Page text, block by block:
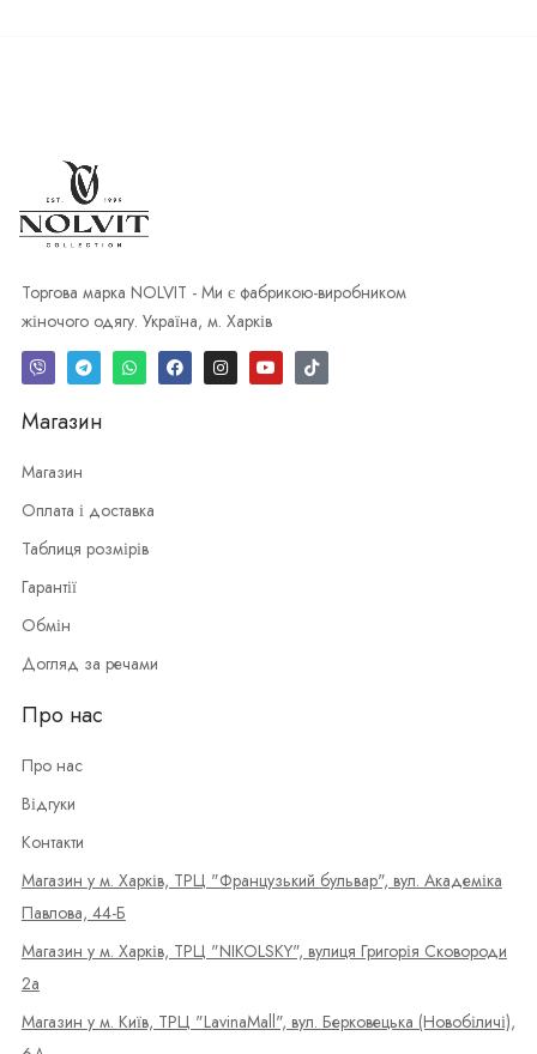
Торгова марка NOLVIT - Ми є фабрикою-виробником
жіночого одягу. Україна, м. Харків
Магазин
Магазин
Оплата і доставка
Таблиця розмірів
Гарантії
Обмін
Догляд за речами
Про нас
Про нас
Відгуки
Контакти
Магазин у м. Харків, ТРЦ "Французький бульвар", вул. Академіка
Павлова, 44-Б
Магазин у м. Харків, ТРЦ "NIKOLSKY", вулиця Григорія Сковороди
2а
Магазин у м. Київ, ТРЦ "LavinaMall", вул. Берковецька (Новобіличі),